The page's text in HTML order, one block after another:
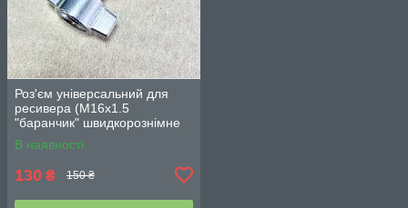
Роз'єм універсальний для
ресивера (М16х1.5
"баранчик" швидкорознімне
з'єднання під ЄВРО). DTL-
4455
В наявності
130 ₴ 150 ₴